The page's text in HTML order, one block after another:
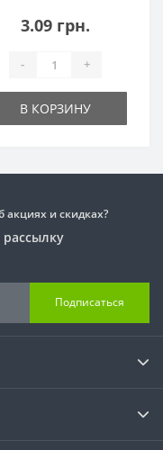
3.09 грн.
- +
В КОРЗИНУ
акциях и скидках?
Подписаться